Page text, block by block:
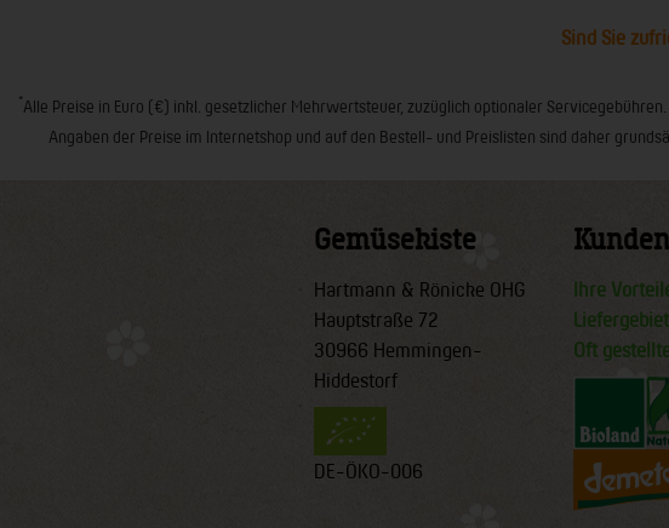
Sind Sie
*Alle Preise in Euro (€) inkl. gesetzlicher Mehrwertsteuer, zuzüglich optionaler
Angaben der Preise im Internetshop und auf den Bestell- und Preislisten sind daher
Gemüsekiste
Hartmann & Rönicke OHG
Hauptstraße 72
30966 Hemmingen-
Hiddestorf
DE-ÖKO-006
Ihre
Liefergebiet
Oft